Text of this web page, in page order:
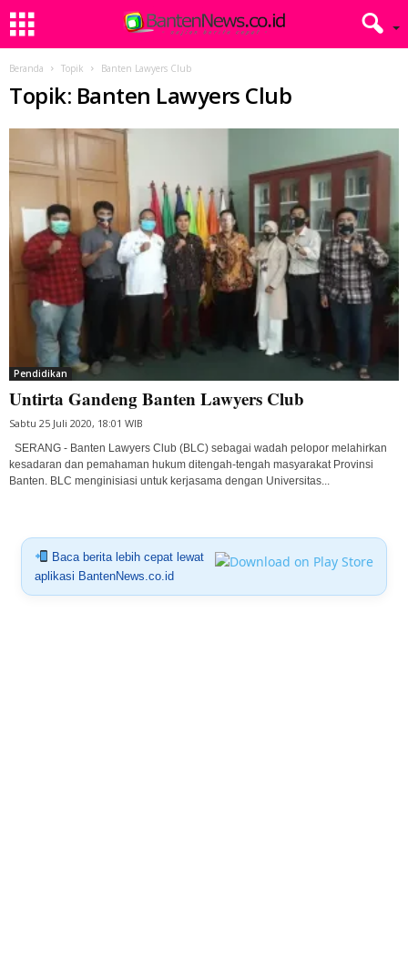
Beranda Topik Banten Lawyers Club
Topik: Banten Lawyers Club
Pendidikan
Untirta Gandeng Banten Lawyers Club
Sabtu 25 Juli 2020, 18:01 WIB
SERANG - Banten Lawyers Club (BLC) sebagai wadah pelopor melahirkan
kesadaran dan pemahaman hukum ditengah-tengah masyarakat Provinsi
Banten. BLC menginisiasi untuk kerjasama dengan Universitas...
Baca berita lebih cepat lewat
aplikasi BantenNews.co.id